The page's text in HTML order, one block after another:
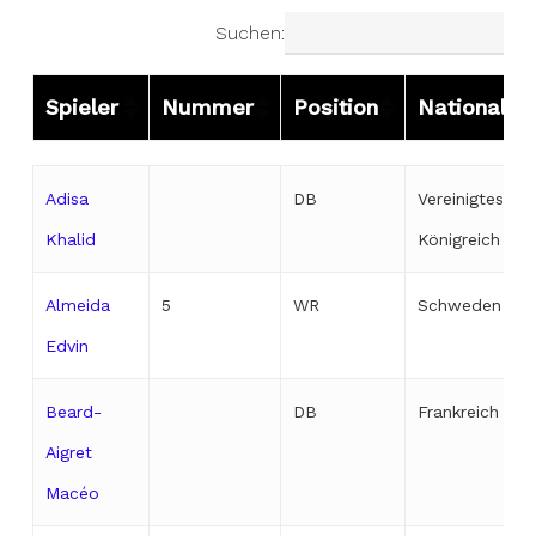
Suchen:
Spieler Nummer Position
Adisa
Khalid
DB Vereinigtes
Königreich
Almeida
Edvin
5 WR Schweden
Beard-
Aigret
Macéo
DB Frankreich